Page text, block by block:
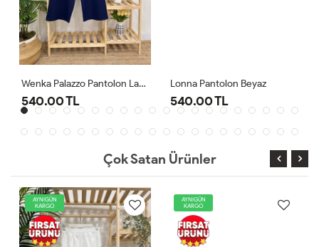
Wenka Palazzo Pantolon Lacivert
540.00 TL
Lonna Pantolon Beyaz
540.00 TL
Çok Satan Ürünler
AYNIGÜN
KARGO
AYNIGÜN
KARGO